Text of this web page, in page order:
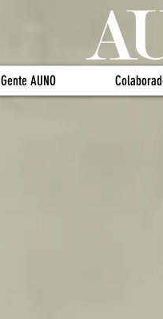
Gente AUNO